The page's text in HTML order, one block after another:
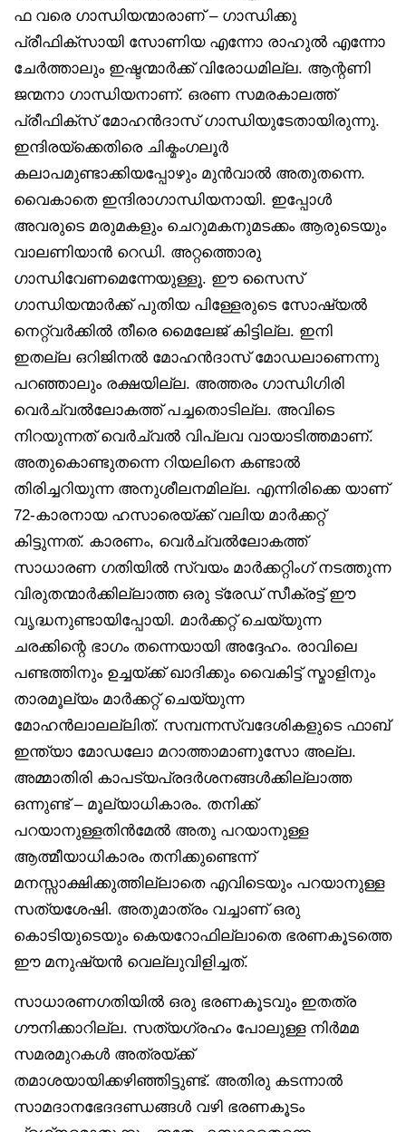
ഫ വരെ ഗാന്ധിയന്മാരാണ് – ഗാന്ധിക്കു
പ്രീഫിക്‌സായി സോണിയ എന്നോ രാഹുൽ എന്നോ
ചേർത്താലും ഇഷ്ടന്മാർക്ക് വിരോധമില്ല. ആന്റണി
ജന്മനാ ഗാന്ധിയനാണ്. ഒരണ സമരകാലത്ത്
പ്രീഫിക്‌സ് മോഹൻദാസ് ഗാന്ധിയുടേതായിരുന്നു.
ഇന്ദിരയ്‌ക്കെതിരെ ചിക്മംഗലൂർ
കലാപമുണ്ടാക്കിയപ്പോഴും മുൻവാൽ അതുതന്നെ.
വൈകാതെ ഇന്ദിരാഗാന്ധിയനായി. ഇപ്പോൾ
അവരുടെ മരുമകളും ചെറുമകനുമടക്കം ആരുടെയും
വാലണിയാൻ റെഡി. അറ്റത്തൊരു
ഗാന്ധിവേണമെന്നേയുള്ളൂ. ഈ സൈസ്
ഗാന്ധിയന്മാർക്ക് പുതിയ പിള്ളേരുടെ സോഷ്യൽ
നെറ്റ്‌വർക്കിൽ തീരെ മൈലേജ് കിട്ടില്ല. ഇനി
ഇതല്ല ഒറിജിനൽ മോഹൻദാസ് മോഡലാണെന്നു
പറഞ്ഞാലും രക്ഷയില്ല. അത്തരം ഗാന്ധിഗിരി
വെർച്വൽലോകത്ത് പച്ചതൊടില്ല. അവിടെ
നിറയുന്നത് വെർച്വൽ വിപ്ലവ വായാടിത്തമാണ്.
അതുകൊണ്ടുതന്നെ റിയലിനെ കണ്ടാൽ
തിരിച്ചറിയുന്ന അനുശീലനമില്ല. എന്നിരിക്കെ യാണ്
72-കാരനായ ഹസാരെയ്ക്ക് വലിയ മാർക്കറ്റ്
കിട്ടുന്നത്. കാരണം, വെർച്വൽലോകത്ത്
സാധാരണ ഗതിയിൽ സ്വയം മാർക്കറ്റിംഗ് നടത്തുന്ന
വിരുതന്മാർക്കില്ലാത്ത ഒരു ട്രേഡ് സീക്രട്ട് ഈ
വൃദ്ധനുണ്ടായിപ്പോയി. മാർക്കറ്റ് ചെയ്യുന്ന
ചരക്കിന്റെ ഭാഗം തന്നെയായി അദ്ദേഹം. രാവിലെ
പണ്ടത്തിനും ഉച്ചയ്ക്ക് ഖാദിക്കും വൈകിട്ട് സ്മാളിനും
താരമൂല്യം മാർക്കറ്റ് ചെയ്യുന്ന
മോഹൻലാലല്ലിത്. സമ്പന്നസ്വദേശികളുടെ ഫാബ്
ഇന്ത്യാ മോഡലോ മറാത്താമാണുസോ അല്ല.
അമ്മാതിരി കാപട്യപ്രദർശനങ്ങൾക്കില്ലാത്ത
ഒന്നുണ്ട് – മൂല്യാധികാരം. തനിക്ക്
പറയാനുള്ളതിൻമേൽ അതു പറയാനുള്ള
ആത്മീയാധികാരം തനിക്കുണ്ടെന്ന്
മനസ്സാക്ഷിക്കുത്തില്ലാതെ എവിടെയും പറയാനുള്ള
സത്യശേഷി. അതുമാത്രം വച്ചാണ് ഒരു
കൊടിയുടെയും കെയറോഫില്ലാതെ ഭരണകൂടത്തെ
ഈ മനുഷ്യൻ വെല്ലുവിളിച്ചത്.
സാധാരണഗതിയിൽ ഒരു ഭരണകൂടവും ഇതത്ര
ഗൗനിക്കാറില്ല. സത്യഗ്രഹം പോലുള്ള നിർമമ
സമരമുറകൾ അത്രയ്ക്ക്
തമാശയായിക്കഴിഞ്ഞിട്ടുണ്ട്. അതിരു കടന്നാൽ
സാമദാനഭേദദണ്ഡങ്ങൾ വഴി ഭരണകൂടം